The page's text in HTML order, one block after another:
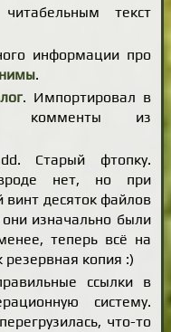
текст
информации про
.
. Импортировал в
из
Старый фтопку.
нет, но при
десяток файлов
изначально были
теперь всё на
резервная копия :)
ссылки в
систему.
что-то